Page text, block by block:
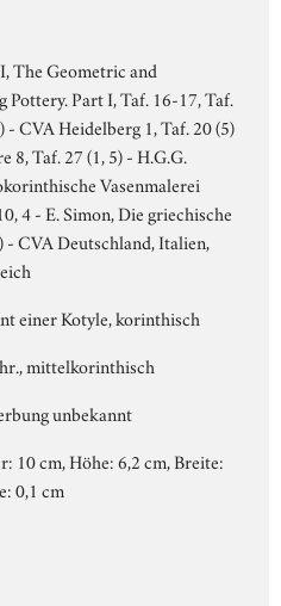
The Geometric and
Part I, Taf. 16-17, Taf.
- CVA Heidelberg 1, Taf. 20 (5)
8, Taf. 27 (1, 5) - H.G.G.
Vasenmalerei
4 - E. Simon, Die griechische
- CVA Deutschland, Italien,
einer Kotyle, korinthisch
mittelkorinthisch
unbekannt
10 cm, Höhe: 6,2 cm, Breite:
0,1 cm